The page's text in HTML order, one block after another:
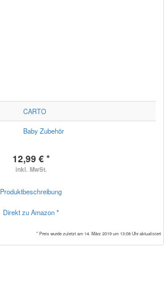
CARTO
Baby Zubehör
12,99 € *
inkl. MwSt.
Produktbeschreibung
Direkt zu Amazon *
* Preis wurde zuletzt am 14. März 2019 um 13:08 Uhr aktualisiert